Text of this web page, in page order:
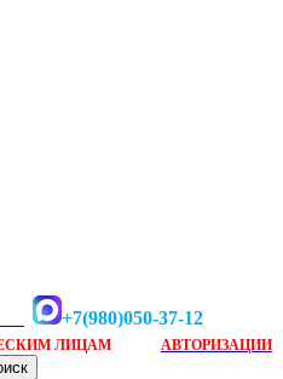
+7(980)050-37-12
ЛИЦАМ АВТОРИЗАЦИИ